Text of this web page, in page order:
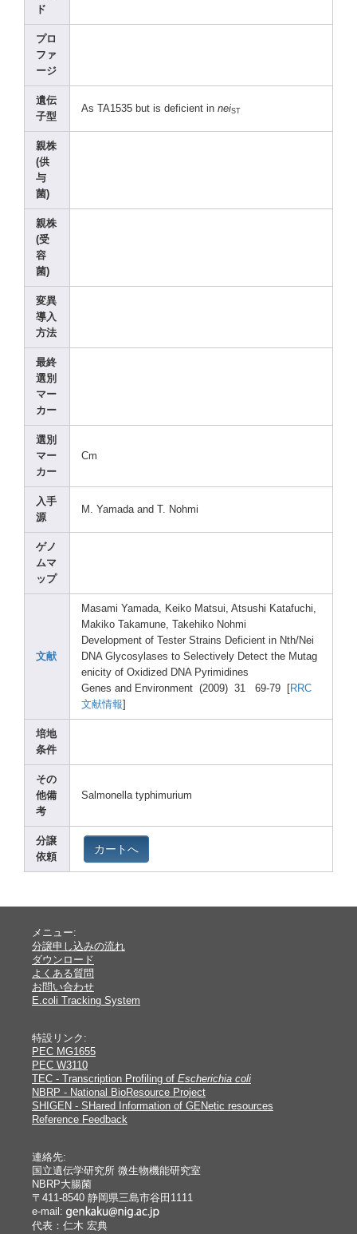
ド
プロ
ファ
ージ
遺伝
子型
As TA1535 but is deficient in neiST
親株
(供
与
菌)
親株
(受
容
菌)
変異
導入
方法
最終
選別
マー
カー
選別
マー
カー
Cm
入手
源
M. Yamada and T. Nohmi
ゲノ
ムマ
ップ
文献
Masami Yamada, Keiko Matsui, Atsus hi Katafuchi,
Makiko Takamune, Takehiko Nohmi
Devel opment of Tester Strains Deficient in Nth/Nei
DNA Glycosylases to Selectivel y Detect the Mutag
enicity of Oxidized DNA Pyrimidines
Genes and Environment (2009) 31 69-79
RRC
文献情報
培地
条件
その
他備
考
Salmonellatyphimurium
分譲
依頼
カートへ
メニュー:
分譲申し込みの流れ
ダウンロード
よくある質問
お問い合わせ
E.coli Tracking System
特設リンク:
PEC MG1655
PEC W3110
TEC - Transcription Profiling of Escherichia coli
NBRP - National BioResource Project
SHIGEN - SHared Information of GENetic resources
Reference Feedback
連絡先:
国立遺伝学研究所 微生物機能研究室
NBRP大腸菌
〒411-8540 静岡県三島市谷田1111
e-mail:
代表：仁木 宏典